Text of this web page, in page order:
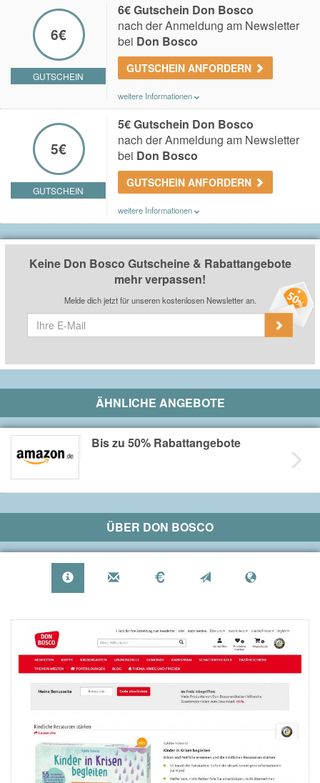
6€
GUTSCHEIN
6€ Gutschein Don Bosco
nach der Anmeldung am Newsletter
bei Don Bosco
GUTSCHEIN ANFORDERN
weitere Informationen
Du erhältst einen 6€ Gutschein nach der Anmeldung am
Newsletter bei Don Bosco
5€
GUTSCHEIN
5€ Gutschein Don Bosco
nach der Anmeldung am Newsletter
bei Don Bosco
GUTSCHEIN ANFORDERN
weitere Informationen
Du erhältst einen 5€ Gutschein nach der Anmeldung am
Keine Don Bosco Gutscheine & Rabattangebote
mehr verpassen!
Melde dich jetzt für unseren kostenlosen Newsletter an.
ÄHNLICHE ANGEBOTE
Bis zu 50% Rabattangebote
ÜBER DON BOSCO